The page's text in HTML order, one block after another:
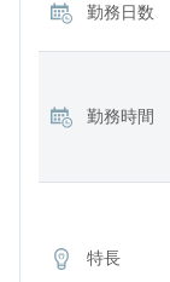
勤務日数
勤務時間
特長